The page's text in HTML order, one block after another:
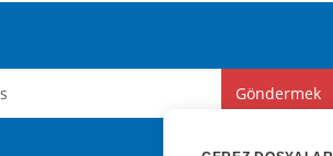
Göndermek